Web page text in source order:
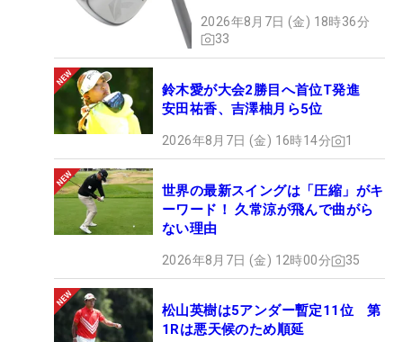
2026年8月7日 (金) 18時36分
33
鈴木愛が大会2勝目へ首位T発進
安田祐香、吉澤柚月ら5位
2026年8月7日 (金) 16時14分 1
世界の最新スイングは「圧縮」がキ
ーワード！ 久常涼が飛んで曲がら
ない理由
2026年8月7日 (金) 12時00分 35
松山英樹は5アンダー暫定11位 第
1Rは悪天候のため順延